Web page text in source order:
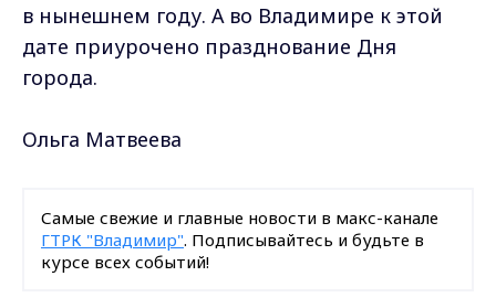
в нынешнем году. А во Владимире к этой
дате приурочено празднование Дня
города.
Ольга Матвеева
Самые свежие и главные новости в макс-канале
ГТРК "Владимир". Подписывайтесь и будьте в
курсе всех событий!